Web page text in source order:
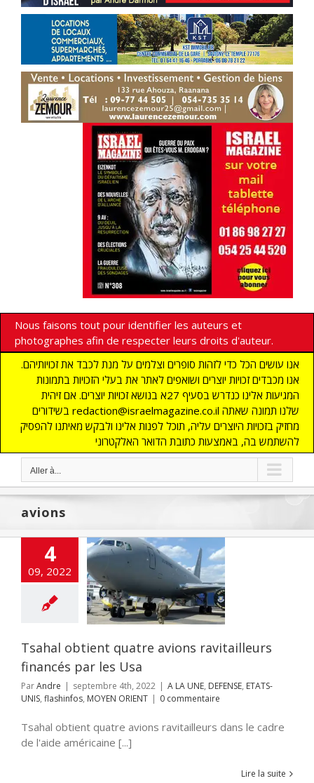
Nous faisons tout pour identifier les auteurs et
photographes afin de respecter leurs droits d'auteur.
אנו עושים הכל כדי לזהות סופרים וצלמים על מנת לכבד את זכויותיהם.
אנו מכבדים זכויות יוצרים ושואפים לאתר את בעלי הזכויות בתמונות
המגיעות אלינו כנדרש בסעיף 27א בנושא זכויות יוצרים. אם זיהית
בשידורים redaction@israelmagazine.co.il שלנו תמונה שאתה
מחזיק בזכויות היוצרים עליה, תוכל לפנות אלינו ולבקש מאיתנו להפסיק
להשתמש בה, באמצעות כתובת הדואר האלקטרוני
Aller à...
avions
4
09, 2022
quatre
ravitailleurs
ETATS-
Tsahal obtient quatre avions ravitailleurs
financés par les Usa
ParAndre | septembre 4th, 2022 | A LA UNE, DEFENSE, ETATS-
UNIS, flashinfos, MOYEN ORIENT | 0 commentaire
Tsahal obtient quatre avions ravitailleurs dans le cadre
de l'aide américaine [...]
Lire la suite